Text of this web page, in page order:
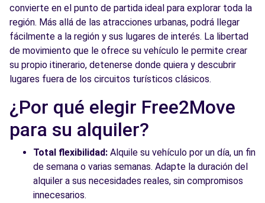
convierte en el punto de partida ideal para explorar toda la
región. Más allá de las atracciones urbanas, podrá llegar
fácilmente a la región y sus lugares de interés. La libertad
de movimiento que le ofrece su vehículo le permite crear
su propio itinerario, detenerse donde quiera y descubrir
lugares fuera de los circuitos turísticos clásicos.
¿Por qué elegir Free2Move
para su alquiler?
Total flexibilidad: Alquile su vehículo por un día, un fin
de semana o varias semanas. Adapte la duración del
alquiler a sus necesidades reales, sin compromisos
innecesarios.